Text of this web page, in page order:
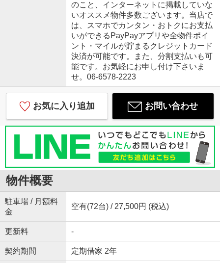
のこと、インターネットに掲載していな
いオススメ物件多数ございます。当店で
は、スマホでカンタン・おトクにお支払
いができるPayPayアプリや全物件ポイ
ント・マイルが貯まるクレジットカード
決済が可能です。また、分割支払いも可
能です。お気軽にお申し付け下さいま
せ。06-6578-2223
お気に入り追加 お問い合わせ
物件概要
駐車場 / 月額料
金
空有(72台) / 27,500円 (税込)
更新料 -
契約期間 定期借家 2年